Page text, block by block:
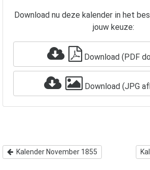
Download nu deze kalender in het
jouw keuze:
Download (PDF
Download (JPG
Kalender November 1855